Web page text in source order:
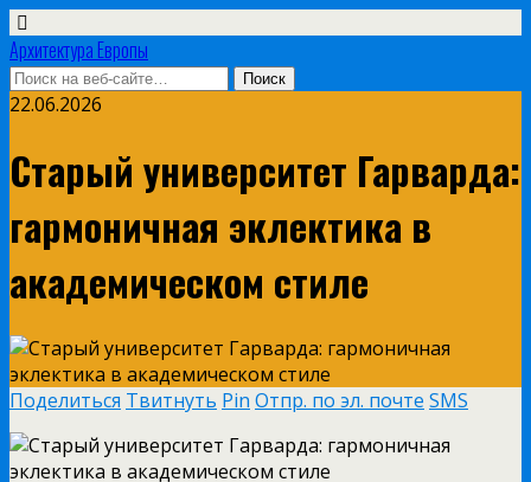
Архитектура Европы
22.06.2026
Старый университет Гарварда:
гармоничная эклектика в
академическом стиле
Поделиться Твитнуть Pin Отпр. по эл. почте SMS